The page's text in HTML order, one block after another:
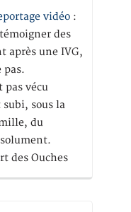
vidéo :
des
après une IVG,
pas.
vécu
sous la
du
des Ouches